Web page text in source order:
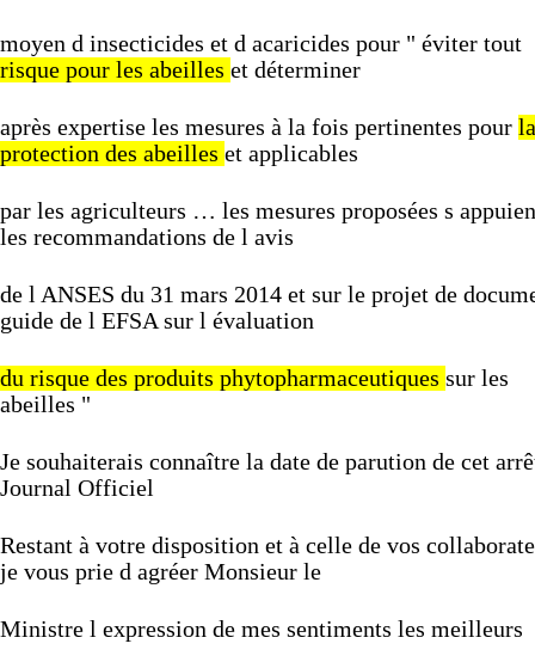
moyen d insecticides et d acaricides pour " éviter tout
risque pour les abeilles et déterminer
après expertise les mesures à la fois pertinentes pour la
protection des abeilles et applicables
par les agriculteurs … les mesures proposées s
les recommandations de l avis
de l ANSES du 31 mars 2014 et sur le projet de
guide de l EFSA sur l évaluation
du risque des produits phytopharmaceutiques sur les
abeilles "
Je souhaiterais connaître la date de parution de cet
Journal Officiel
Restant à votre disposition et à celle de vos
je vous prie d agréer Monsieur le
Ministre l expression de mes sentiments les meilleurs